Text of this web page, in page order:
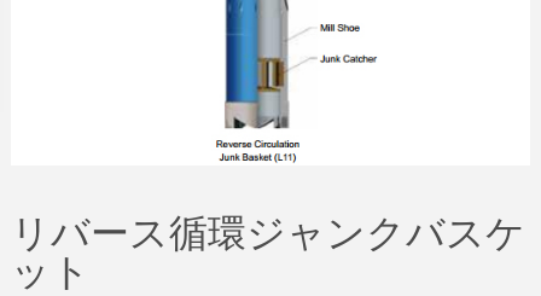
リバース循環ジャンクバスケ
ット